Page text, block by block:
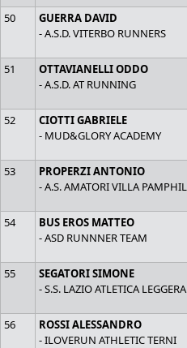
50
GUERRA DAVID
- A.S.D. VITERBO RUNNERS
51
OTTAVIANELLI ODDO
- A.S.D. AT RUNNING
52
CIOTTI GABRIELE
- MUD&GLORY ACADEMY
53
PROPERZI ANTONIO
- A.S. AMATORI VILLA
54
BUS EROS MATTEO
- ASD RUNNNER TEAM
55
SEGATORI SIMONE
- S.S. LAZIO ATLETICA LEGGERA
56
ROSSI ALESSANDRO
- ILOVERUN ATHLETIC TERNI